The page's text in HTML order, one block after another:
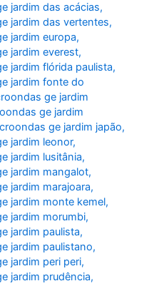
jardim das acácias,
jardim das vertentes,
jardim europa,
jardim everest,
jardim flórida paulista,
jardim fonte do
ge jardim
ge jardim
ge jardim japão,
jardim leonor,
jardim lusitânia,
jardim mangalot,
jardim marajoara,
jardim monte kemel,
jardim morumbi,
jardim paulista,
jardim paulistano,
jardim peri peri,
jardim prudência,